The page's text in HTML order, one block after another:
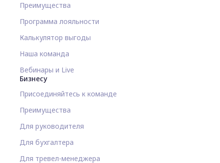
Преимущества
Программа лояльности
Калькулятор выгоды
Наша команда
Вебинары и Live
Бизнесу
Присоединяйтесь к команде
Преимущества
Для руководителя
Для бухгалтера
Для тревел-менеджера